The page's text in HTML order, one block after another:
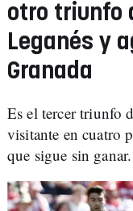
otro triunfo
Leganés y
Granada
Es el tercer triunfo
visitante en cuatro
que sigue sin ganar.